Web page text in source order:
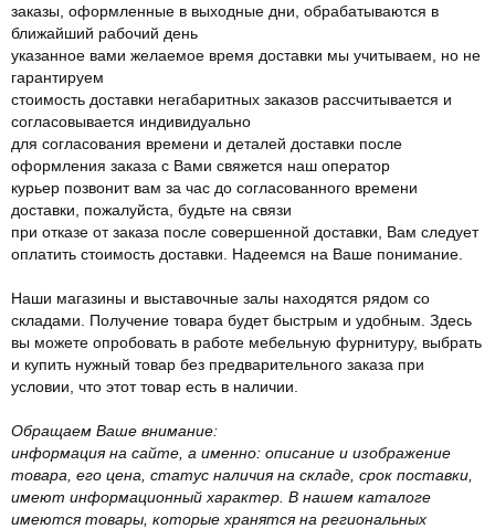
заказы, оформленные в выходные дни, обрабатываются в
ближайший рабочий день
указанное вами желаемое время доставки мы учитываем, но не
гарантируем
стоимость доставки негабаритных заказов рассчитывается и
согласовывается индивидуально
для согласования времени и деталей доставки после
оформления заказа с Вами свяжется наш оператор
курьер позвонит вам за час до согласованного времени
доставки, пожалуйста, будьте на связи
при отказе от заказа после совершенной доставки, Вам следует
оплатить стоимость доставки. Надеемся на Ваше понимание.
Наши магазины и выставочные залы находятся рядом со
складами. Получение товара будет быстрым и удобным. Здесь
вы можете опробовать в работе мебельную фурнитуру, выбрать
и купить нужный товар без предварительного заказа при
условии, что этот товар есть в наличии.
Обращаем Ваше внимание:
информация на сайте, а именно: описание и изображение
товара, его цена, статус наличия на складе, срок поставки,
имеют информационный характер. В нашем каталоге
имеются товары, которые хранятся на региональных